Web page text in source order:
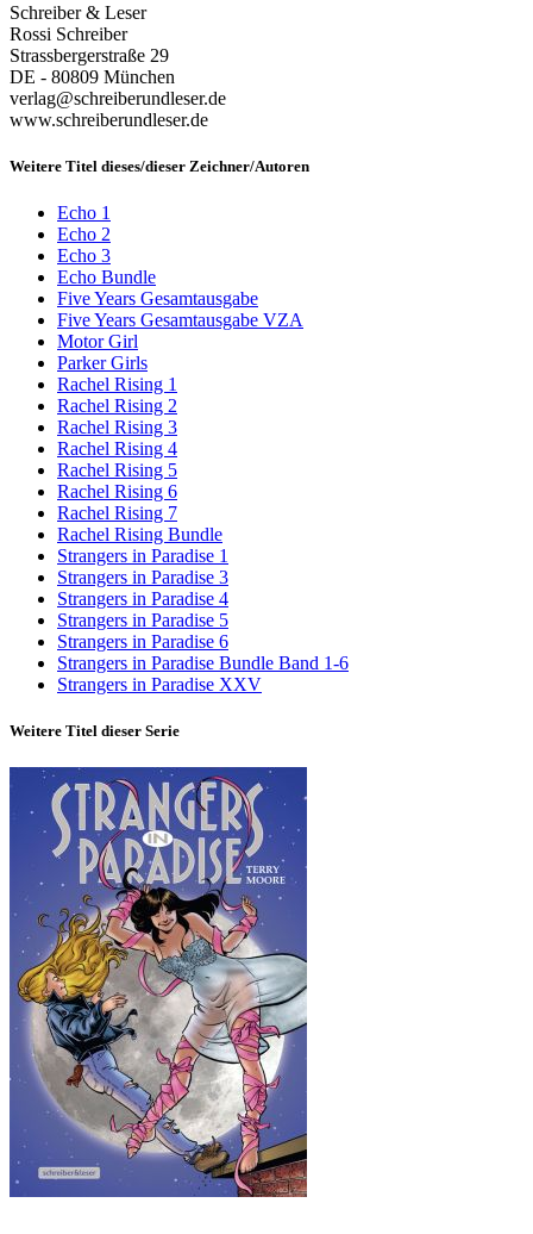
Schreiber & Leser
Rossi Schreiber
Strassbergerstraße 29
DE - 80809 München
verlag@schreiberundleser.de
www.schreiberundleser.de
Weitere Titel dieses/dieser Zeichner/Autoren
Echo 1
Echo 2
Echo 3
Echo Bundle
Five Years Gesamtausgabe
Five Years Gesamtausgabe VZA
Motor Girl
Parker Girls
Rachel Rising 1
Rachel Rising 2
Rachel Rising 3
Rachel Rising 4
Rachel Rising 5
Rachel Rising 6
Rachel Rising 7
Rachel Rising Bundle
Strangers in Paradise 1
Strangers in Paradise 3
Strangers in Paradise 4
Strangers in Paradise 5
Strangers in Paradise 6
Strangers in Paradise Bundle Band 1-6
Strangers in Paradise XXV
Weitere Titel dieser Serie